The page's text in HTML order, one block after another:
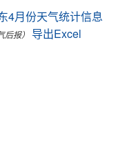
4月份天气统计信息
报） 导出Excel